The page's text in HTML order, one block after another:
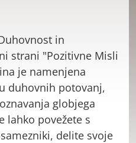
in
strani "Pozitivne Misli
je namenjena
duhovnih potovanj,
globjega
lahko povežete s
delite svoje